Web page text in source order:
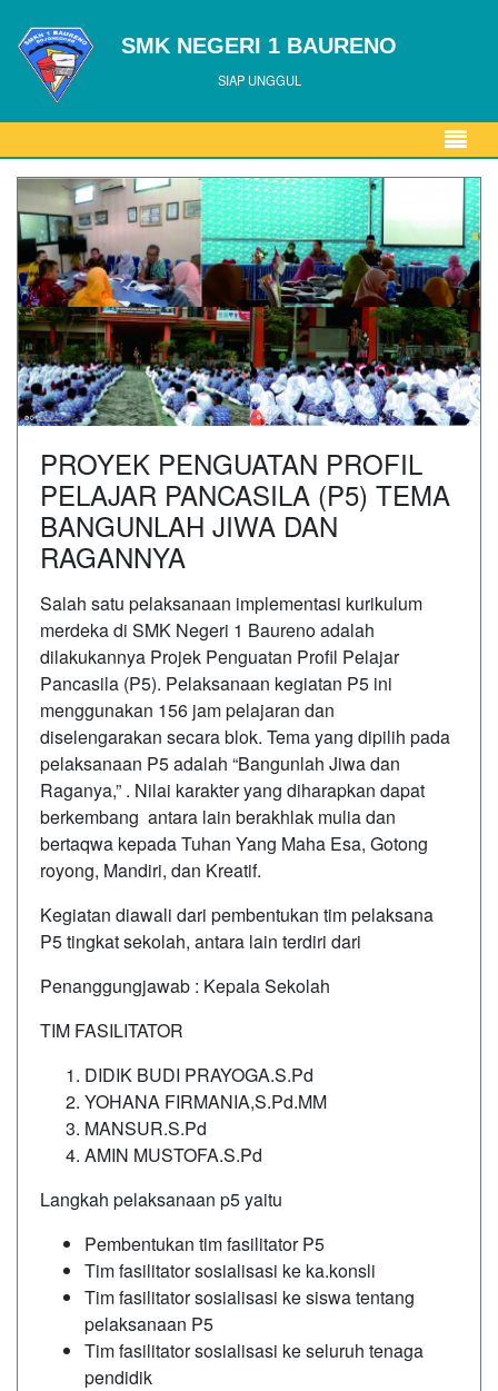
SMK NEGERI 1 BAURENO
SIAP UNGGUL
PROYEK PENGUATAN PROFIL
PELAJAR PANCASILA (P5) TEMA
BANGUNLAH JIWA DAN
RAGANNYA
Salah satu pelaksanaan implementasi kurikulum
merdeka di SMK Negeri 1 Baureno adalah
dilakukannya Projek Penguatan Profil Pelajar
Pancasila (P5). Pelaksanaan kegiatan P5 ini
menggunakan 156 jam pelajaran dan
diselengarakan secara blok. Tema yang dipilih pada
pelaksanaan P5 adalah “Bangunlah Jiwa dan
Raganya,” . Nilai karakter yang diharapkan dapat
berkembang antara lain berakhlak mulia dan
bertaqwa kepada Tuhan Yang Maha Esa, Gotong
royong, Mandiri, dan Kreatif.
Kegiatan diawali dari pembentukan tim pelaksana
P5 tingkat sekolah, antara lain terdiri dari
Penanggungjawab : Kepala Sekolah
TIM FASILITATOR
DIDIK BUDI PRAYOGA.S.Pd
YOHANA FIRMANIA,S.Pd.MM
MANSUR.S.Pd
AMIN MUSTOFA.S.Pd
Langkah pelaksanaan p5 yaitu
Pembentukan tim fasilitator P5
Tim fasilitator sosialisasi ke ka.konsli
Tim fasilitator sosialisasi ke siswa tentang
pelaksanaan P5
Tim fasilitator sosialisasi ke seluruh tenaga
pendidik